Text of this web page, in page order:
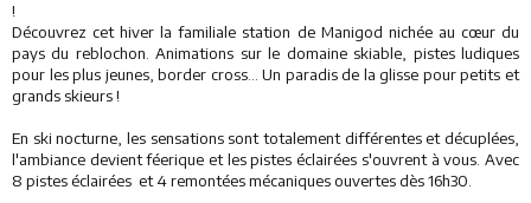
!
Découvrez cet hiver la familiale station de Manigod nichée au cœur du
pays du reblochon. Animations sur le domaine skiable, pistes ludiques
pour les plus jeunes, border cross... Un paradis de la glisse pour petits et
grands skieurs !
En ski nocturne, les sensations sont totalement différentes et décuplées,
l'ambiance devient féerique et les pistes éclairées s'ouvrent à vous. Avec
8 pistes éclairées et 4 remontées mécaniques ouvertes dès 16h30.